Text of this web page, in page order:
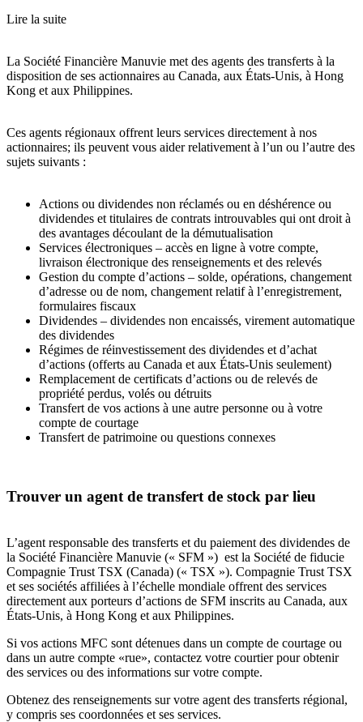
Lire la suite
La Société Financière Manuvie met des agents des transferts à la
disposition de ses actionnaires au Canada, aux États-Unis, à Hong
Kong et aux Philippines.
Ces agents régionaux offrent leurs services directement à nos
actionnaires; ils peuvent vous aider relativement à l’un ou l’autre des
sujets suivants :
Actions ou dividendes non réclamés ou en déshérence ou
dividendes et titulaires de contrats introuvables qui ont droit à
des avantages découlant de la démutualisation
Services électroniques – accès en ligne à votre compte,
livraison électronique des renseignements et des relevés
Gestion du compte d’actions – solde, opérations, changement
d’adresse ou de nom, changement relatif à l’enregistrement,
formulaires fiscaux
Dividendes – dividendes non encaissés, virement automatique
des dividendes
Régimes de réinvestissement des dividendes et d’achat
d’actions (offerts au Canada et aux États-Unis seulement)
Remplacement de certificats d’actions ou de relevés de
propriété perdus, volés ou détruits
Transfert de vos actions à une autre personne ou à votre
compte de courtage
Transfert de patrimoine ou questions connexes
Trouver un agent de transfert de stock par lieu
L’agent responsable des transferts et du paiement des dividendes de
la Société Financière Manuvie (« SFM ») est la Société de fiducie
Compagnie Trust TSX (Canada) (« TSX »). Compagnie Trust TSX
et ses sociétés affiliées à l’échelle mondiale offrent des services
directement aux porteurs d’actions de SFM inscrits au Canada, aux
États-Unis, à Hong Kong et aux Philippines.
Si vos actions MFC sont détenues dans un compte de courtage ou
dans un autre compte «rue», contactez votre courtier pour obtenir
des services ou des informations sur votre compte.
Obtenez des renseignements sur votre agent des transferts régional,
y compris ses coordonnées et ses services.